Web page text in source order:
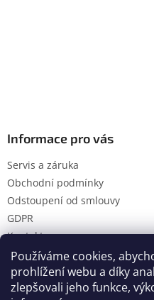
Používáme cookies,
prohlížení webu a díky
zlepšovali jeho funkce,
Informace pro vás
Servis a záruka
Obchodní podmínky
Odstoupení od smlouvy
GDPR
Kontakty